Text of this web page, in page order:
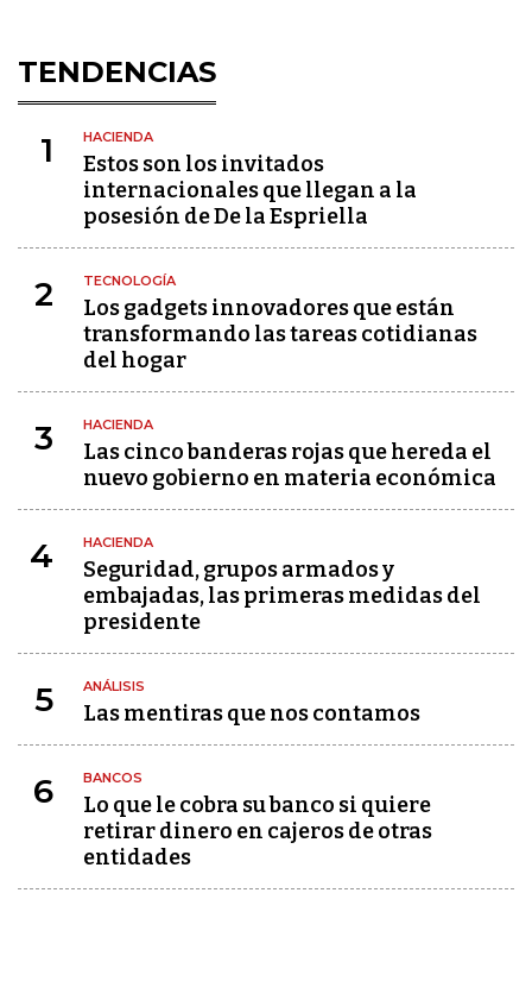
TENDENCIAS
1 HACIENDA
Estos son los invitados
internacionales que llegan a la
posesión de De la Espriella
2 TECNOLOGÍA
Los gadgets innovadores que están
transformando las tareas cotidianas
del hogar
3 HACIENDA
Las cinco banderas rojas que hereda el
nuevo gobierno en materia económica
4 HACIENDA
Seguridad, grupos armados y
embajadas, las primeras medidas del
presidente
5 ANÁLISIS
Las mentiras que nos contamos
6 BANCOS
Lo que le cobra su banco si quiere
retirar dinero en cajeros de otras
entidades